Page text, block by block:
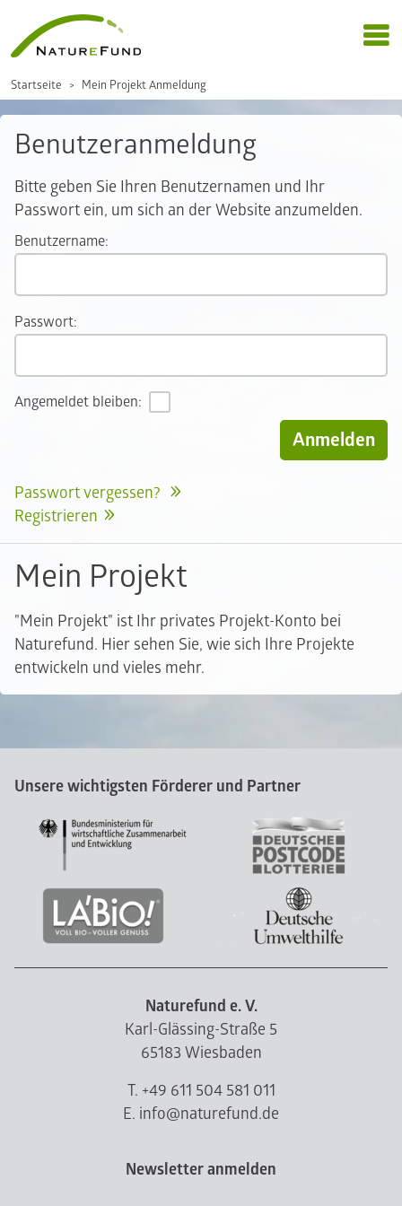
Startseite Mein Projekt Anmeldung
Benutzeranmeldung
Bitte geben Sie Ihren Benutzernamen und Ihr
Passwort ein, um sich an der Website anzumelden.
Benutzername:
Passwort:
Angemeldet bleiben:
Passwort vergessen?
Registrieren
Mein Projekt
"Mein Projekt" ist Ihr privates Projekt-Konto bei
Naturefund. Hier sehen Sie, wie sich Ihre Projekte
entwickeln und vieles mehr.
Unsere wichtigsten Förderer und Partner
Naturefund e. V.
Karl-Glässing-Straße 5
65183 Wiesbaden
T. +49 611 504 581 011
E. info@naturefund.de
Newsletter anmelden